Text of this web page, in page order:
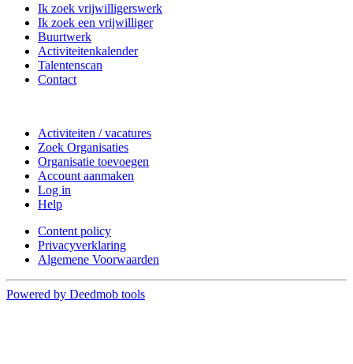
Ik zoek vrijwilligerswerk
Ik zoek een vrijwilliger
Buurtwerk
Activiteitenkalender
Talentenscan
Contact
Activiteiten / vacatures
Zoek Organisaties
Organisatie toevoegen
Account aanmaken
Log in
Help
Content policy
Privacyverklaring
Algemene Voorwaarden
Powered by Deedmob tools